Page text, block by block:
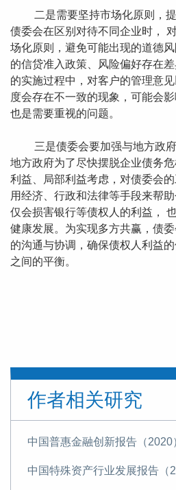
二是需要坚持市场化原则，
债委会在区别对待不同企业时，
场化原则，避免可能出现的道德
的信贷准入政策、风险偏好存在
的实施过程中，对客户的管理意
度会存在不一致的现象，可能会
也是需要重视的问题。
三是债委会要加强与地方政
地方政府为了尽快摆脱企业债务
利益、局部利益考虑，对债委会
用经济、行政和法律等手段来帮
仅会损害银行等债权人的利益，
健康发展。为实现多方共赢，债
的沟通与协调，确保债权人利益
之间的平衡。
作者相关研究
中国普惠金融创新报告（2020
中国特殊资产行业发展报告（